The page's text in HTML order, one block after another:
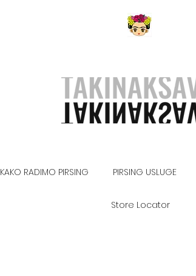
KAKO RADIMO PIRSING PIRSING USLUGE
Store Locator